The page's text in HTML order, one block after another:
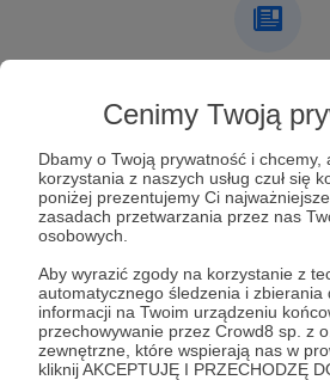
Cenimy Twoją
Dbamy o Twoją prywatność i chcemy,
korzystania z naszych usług czuł się
poniżej prezentujemy Ci
zasadach przetwarzania przez nas
osobowych.
Aby wyrazić zgody na korzystanie z
automatycznego śledzenia i zbierania
informacji na Twoim urządzeniu
przechowywanie przez Crowd8 sp. z
zewnętrzne, które wspierają nas w
kliknij AKCEPTUJĘ I PRZECHODZĘ
Autor nie dodał jeszcze